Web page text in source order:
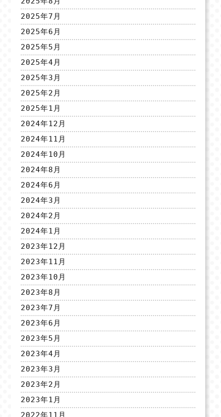
2025年7月
2025年6月
2025年5月
2025年4月
2025年3月
2025年2月
2025年1月
2024年12月
2024年11月
2024年10月
2024年8月
2024年6月
2024年3月
2024年2月
2024年1月
2023年12月
2023年11月
2023年10月
2023年8月
2023年7月
2023年6月
2023年5月
2023年4月
2023年3月
2023年2月
2023年1月
2022年11月